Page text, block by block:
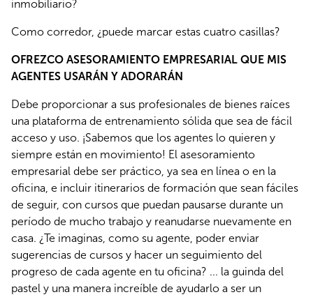
inmobiliario?
Como corredor, ¿puede marcar estas cuatro casillas?
OFREZCO ASESORAMIENTO EMPRESARIAL QUE MIS
AGENTES USARÁN Y ADORARÁN
Debe proporcionar a sus profesionales de bienes raíces
una plataforma de entrenamiento sólida que sea de fácil
acceso y uso. ¡Sabemos que los agentes lo quieren y
siempre están en movimiento! El asesoramiento
empresarial debe ser práctico, ya sea en línea o en la
oficina, e incluir itinerarios de formación que sean fáciles
de seguir, con cursos que puedan pausarse durante un
período de mucho trabajo y reanudarse nuevamente en
casa. ¿Te imaginas, como su agente, poder enviar
sugerencias de cursos y hacer un seguimiento del
progreso de cada agente en tu oficina? ... la guinda del
pastel y una manera increíble de ayudarlo a ser un